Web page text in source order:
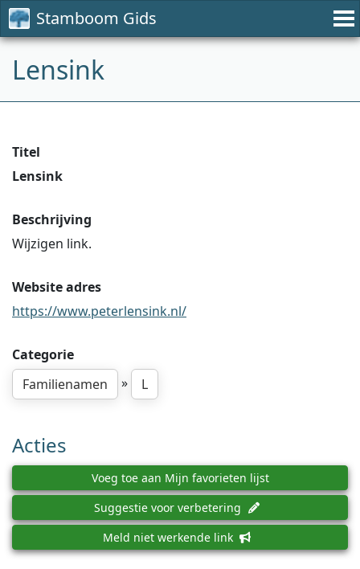
Stamboom Gids
Lensink
Titel
Lensink
Beschrijving
Wijzigen link.
Website adres
https://www.peterlensink.nl/
Categorie
Familienamen
» L
Acties
Voeg toe aan Mijn favorieten lijst
Suggestie voor verbetering
Meld niet werkende link